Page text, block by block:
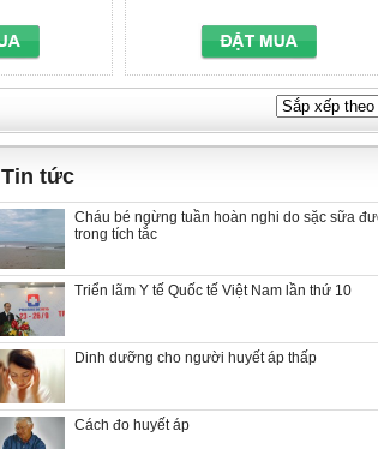
Tin tức
Cháu bé ngừng tuần hoàn nghi do sặc sữa
trong tích tắc
Triển lãm Y tế Quốc tế Việt Nam lần thứ 10
Dinh dưỡng cho người huyết áp thấp
Cách đo huyết áp